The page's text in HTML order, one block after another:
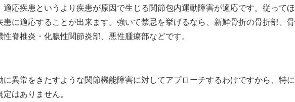
適応疾患というより疾患が原因で生じる関節包内運動障害が適応です。従ってほ
患に適応することが出来ます。強いて禁忌を挙げるなら、新鮮骨折の骨折部、骨
性脊椎炎・化膿性関節炎部、悪性腫瘍部などです。
に異常をきたすような関節機能障害に対してアプローチするわけですから、特に
はありません。